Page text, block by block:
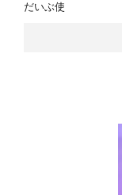
だいぶ使